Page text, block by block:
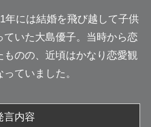
年には結婚を飛び越して子供
いた大島優子。当時から恋
のの、近頃はかなり恋愛観
ていました。
言内容